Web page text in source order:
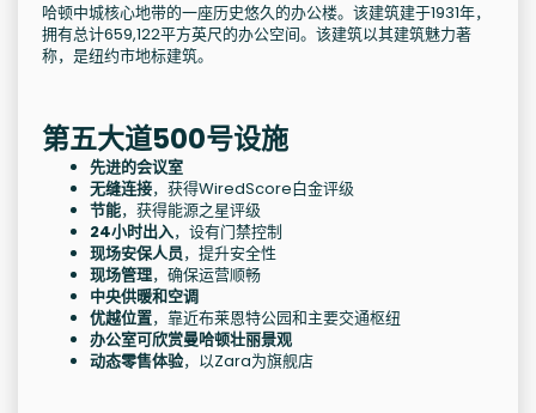
哈顿中城核心地带的一座历史悠久的办公楼。该建筑建于1931年，
拥有总计659,122平方英尺的办公空间。该建筑以其建筑魅力著
称，是纽约市地标建筑。
第五大道500号设施
先进的会议室
无缝连接，获得WiredScore白金评级
节能，获得能源之星评级
24小时出入，设有门禁控制
现场安保人员，提升安全性
现场管理，确保运营顺畅
中央供暖和空调
优越位置，靠近布莱恩特公园和主要交通枢纽
办公室可欣赏曼哈顿壮丽景观
动态零售体验，以Zara为旗舰店